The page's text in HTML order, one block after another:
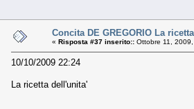
Concita DE GREGORIO La
« Risposta #37 inserito:: Ottobre 11,
10/10/2009 22:24
La ricetta dell'unita'